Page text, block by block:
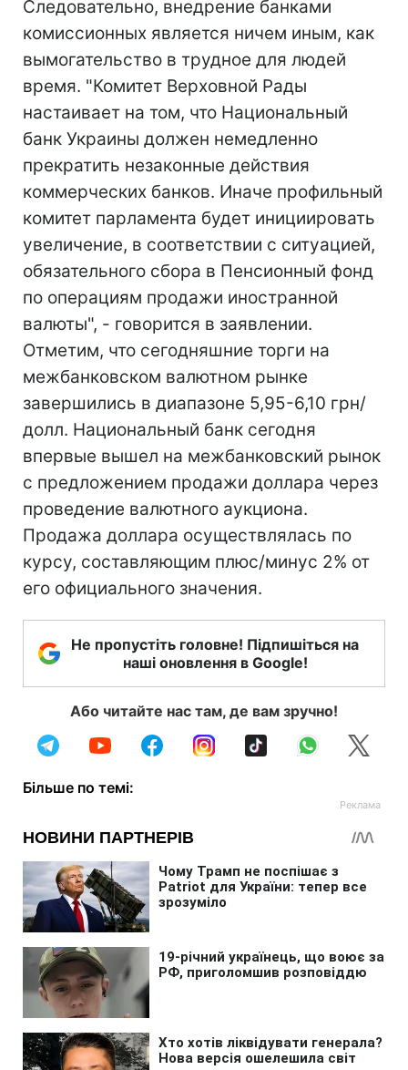
Следовательно, внедрение банками
комиссионных является ничем иным, как
вымогательство в трудное для людей
время. "Комитет Верховной Рады
настаивает на том, что Национальный
банк Украины должен немедленно
прекратить незаконные действия
коммерческих банков. Иначе профильный
комитет парламента будет инициировать
увеличение, в соответствии с ситуацией,
обязательного сбора в Пенсионный фонд
по операциям продажи иностранной
валюты", - говорится в заявлении.
Отметим, что сегодняшние торги на
межбанковском валютном рынке
завершились в диапазоне 5,95-6,10 грн/
долл. Национальный банк сегодня
впервые вышел на межбанковский рынок
с предложением продажи доллара через
проведение валютного аукциона.
Продажа доллара осуществлялась по
курсу, составляющим плюс/минус 2% от
его официального значения.
Не пропустіть головне! Підпишіться на
наші оновлення в Google!
Або читайте нас там, де вам зручно!
Більше по темі: